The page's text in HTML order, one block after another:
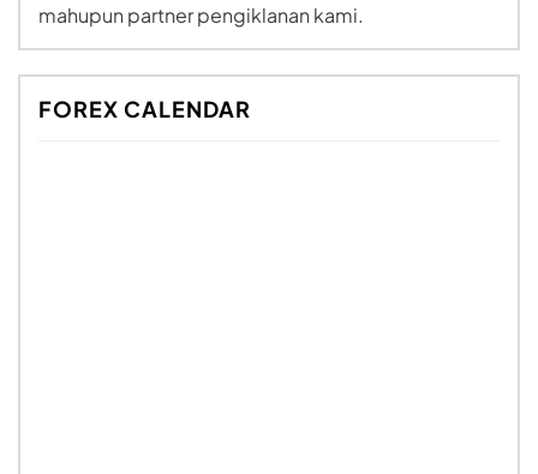
mahupun partner pengiklanan kami.
FOREX CALENDAR